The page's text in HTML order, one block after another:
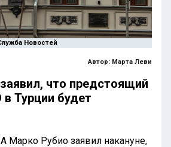
Новостей
Автор: Марта Леви
что предстоящий
Турции будет
Марко Рубио заявил накануне,